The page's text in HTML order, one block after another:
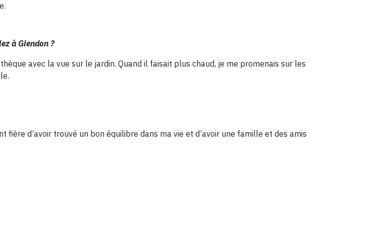
à Glendon ?
avec la vue sur le jardin. Quand il faisait plus chaud, je me promenais sur les
d’avoir trouvé un bon équilibre dans ma vie et d’avoir une famille et des amis